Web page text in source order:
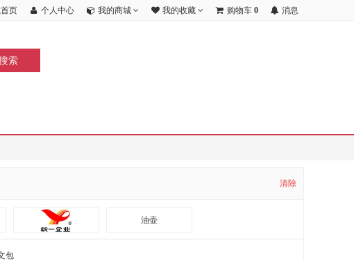
页 个人中心 我的商城 我的收藏 购物车 0 消息
索
清除
油壶
包